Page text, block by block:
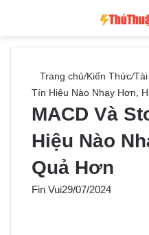
Trang chủ/Kiến Thức/
Tín Hiệu Nào Nhạy Hơn,
MACD Và
Hiệu Nào
Quả Hơn
Fin Vui29/07/2024